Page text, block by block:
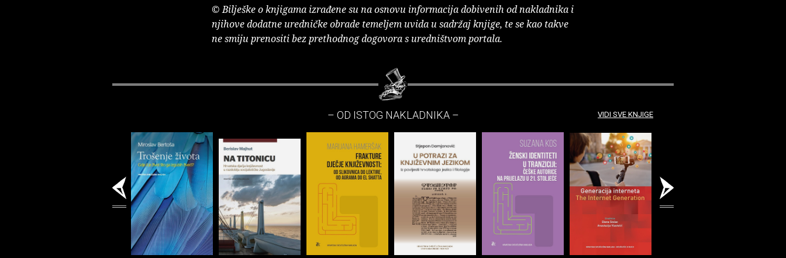
© Bilješke o knjigama izrađene su na osnovu informacija dobivenih od nakladnika i
njihove dodatne uredničke obrade temeljem uvida u sadržaj knjige, te se kao takve
ne smiju prenositi bez prethodnog dogovora s uredništvom portala.
– OD ISTOG NAKLADNIKA – VIDI SVE KNJIGE